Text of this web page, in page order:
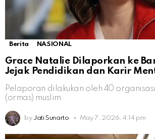
Berita NASIONAL
Grace Natalie Dilaporkan ke
Jejak Pendidikan dan Karir
Pelaporan dilakukan oleh 40
(ormas) muslim
by Jati Sunarto May 7, 2026, 4:14 pm